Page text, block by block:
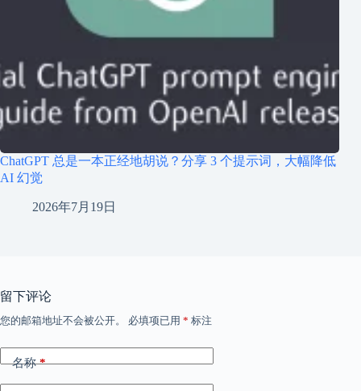
ChatGPT 总是一本正经地胡说？分享 3 个提示词，大幅降低
AI 幻觉
2026年7月19日
留下评论
您的邮箱地址不会被公开。 必填项已用 * 标注
名称*